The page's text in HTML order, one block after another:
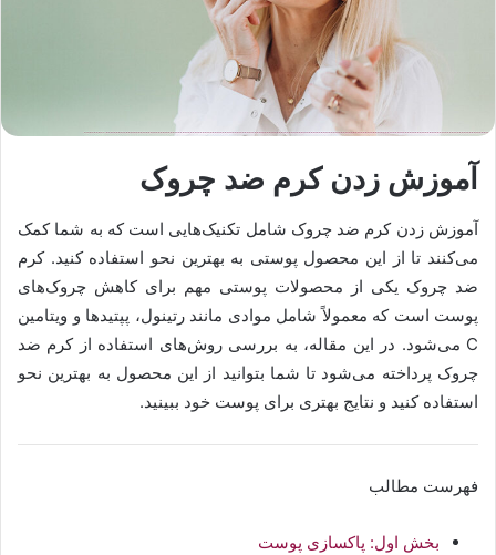
آموزش زدن کرم ضد چروک
آموزش زدن کرم ضد چروک شامل تکنیک‌هایی است که به شما کمک
می‌کنند تا از این محصول پوستی به بهترین نحو استفاده کنید. کرم
ضد چروک یکی از محصولات پوستی مهم برای کاهش چروک‌های
پوست است که معمولاً شامل موادی مانند رتینول، پپتیدها و ویتامین
C می‌شود. در این مقاله، به بررسی روش‌های استفاده از کرم ضد
چروک پرداخته می‌شود تا شما بتوانید از این محصول به بهترین نحو
استفاده کنید و نتایج بهتری برای پوست خود ببینید.
فهرست مطالب
بخش اول: پاکسازی پوست